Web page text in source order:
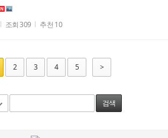
조회309 추천 10
2 3 4 5 >
검색